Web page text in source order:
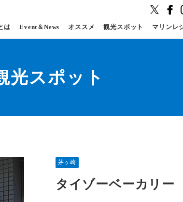
は Event＆News オススメ 観光スポット マリンレ
光スポット
茅ヶ崎
タイゾーベーカリー